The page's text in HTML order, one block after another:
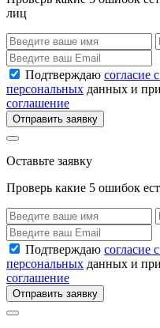
лиц
Подтверждаю согласие
персональных данных и
соглашение
Отправить заявку
Оставьте заявку
Проверь какие 5 ошибок
Подтверждаю согласие
персональных данных и
соглашение
Отправить заявку